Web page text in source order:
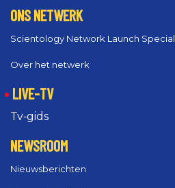
ONS NETWERK
Scientology Network Launch Special
Over het netwerk
LIVE-TV
Tv‑gids
NEWSROOM
Nieuwsberichten